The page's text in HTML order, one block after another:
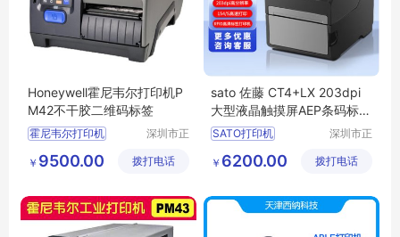
Honeywell霍尼韦尔打印机P
M42不干胶二维码标签
霍尼韦尔打印机
标签打印机
PM43打印机
深圳市正
有限公司
￥ 9500.00 拨打电话
sato 佐藤 CT4+LX 203dpi
大型液晶触摸屏AEP条码标签
打印机
SATO打印机
CT4打印机
SATOCT4打印机
深圳市正
有限公司
￥ 6200.00 拨打电话